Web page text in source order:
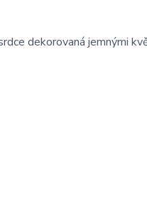
dekorovaná jemnými